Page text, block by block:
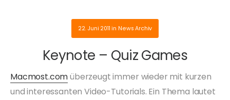
22. Juni 2011 in News Archiv
Keynote – Quiz Games
Macmost.comüberzeugt immer wieder mit kurzen
und interessanten Video-Tutorials. Ein Thema lautet